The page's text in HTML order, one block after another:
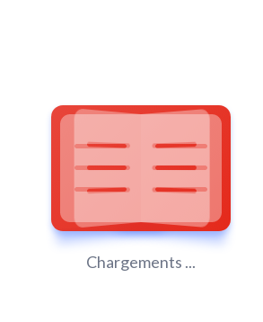
Chargements ...